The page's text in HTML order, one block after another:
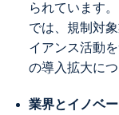
られています。
では、規制対
イアンス活動
の導入拡大に
業界とイノベ